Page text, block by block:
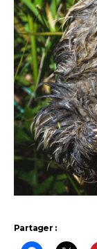
Partager :